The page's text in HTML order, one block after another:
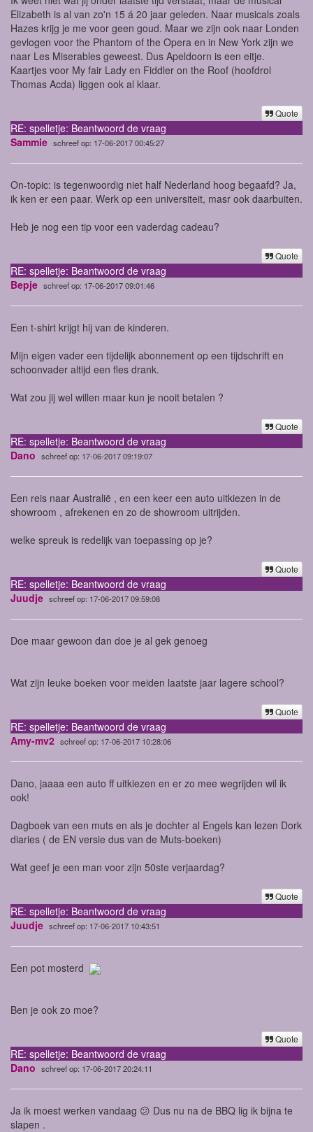
Elizabeth is al van zo'n 15 á 20 jaar geleden. Naar musicals zoals
Hazes krijg je me voor geen goud. Maar we zijn ook naar Londen
gevlogen voor the Phantom of the Opera en in New York zijn we
naar Les Miserables geweest. Dus Apeldoorn is een eitje.
Kaartjes voor My fair Lady en Fiddler on the Roof (hoofdrol
Thomas Acda) liggen ook al klaar.
Quote
RE: spelletje: Beantwoord de vraag
Sammie schreef op: 17-06-2017 00:45:27
On-topic: is tegenwoordig niet half Nederland hoog begaafd? Ja,
ik ken er een paar. Werk op een universiteit, masr ook daarbuiten.
Heb je nog een tip voor een vaderdag cadeau?
Quote
RE: spelletje: Beantwoord de vraag
Bepje schreef op: 17-06-2017 09:01:46
Een t-shirt krijgt hij van de kinderen.
Mijn eigen vader een tijdelijk abonnement op een tijdschrift en
schoonvader altijd een fles drank.
Wat zou jij wel willen maar kun je nooit betalen ?
Quote
RE: spelletje: Beantwoord de vraag
Dano schreef op: 17-06-2017 09:19:07
Een reis naar Australië , en een keer een auto uitkiezen in de
showroom , afrekenen en zo de showroom uitrijden.
welke spreuk is redelijk van toepassing op je?
Quote
RE: spelletje: Beantwoord de vraag
Juudje schreef op: 17-06-2017 09:59:08
Doe maar gewoon dan doe je al gek genoeg
Wat zijn leuke boeken voor meiden laatste jaar lagere school?
Quote
RE: spelletje: Beantwoord de vraag
Amy-mv2 schreef op: 17-06-2017 10:28:06
Dano, jaaaa een auto ff uitkiezen en er zo mee wegrijden wil ik
ook!
Dagboek van een muts en als je dochter al Engels kan lezen Dork
diaries ( de EN versie dus van de Muts-boeken)
Wat geef je een man voor zijn 50ste verjaardag?
Quote
RE: spelletje: Beantwoord de vraag
Juudje schreef op: 17-06-2017 10:43:51
Een pot mosterd
Ben je ook zo moe?
Quote
RE: spelletje: Beantwoord de vraag
Dano schreef op: 17-06-2017 20:24:11
Ja ik moest werken vandaag 😕 Dus nu na de BBQ lig ik bijna te
slapen .